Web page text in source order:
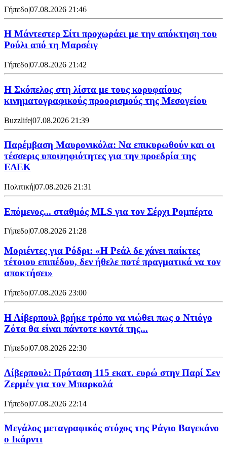
Γήπεδο|07.08.2026 21:46
Η Μάντεστερ Σίτι προχωράει με την απόκτηση του
Ρούλι από τη Μαρσέιγ
Γήπεδο|07.08.2026 21:42
Η Σκόπελος στη λίστα με τους κορυφαίους
κινηματογραφικούς προορισμούς της Μεσογείου
Buzzlife|07.08.2026 21:39
Παρέμβαση Μαυρονικόλα: Να επικυρωθούν και οι
τέσσερις υποψηφιότητες για την προεδρία της
ΕΔΕΚ
Πολιτική|07.08.2026 21:31
Επόμενος... σταθμός MLS για τον Σέρχι Ρομπέρτο
Γήπεδο|07.08.2026 21:28
Μοριέντες για Ρόδρι: «Η Ρεάλ δε χάνει παίκτες
τέτοιου επιπέδου, δεν ήθελε ποτέ πραγματικά να τον
αποκτήσει»
Γήπεδο|07.08.2026 23:00
Η Λίβερπουλ βρήκε τρόπο να νιώθει πως ο Ντιόγο
Ζότα θα είναι πάντοτε κοντά της...
Γήπεδο|07.08.2026 22:30
Λίβερπουλ: Πρόταση 115 εκατ. ευρώ στην Παρί Σεν
Ζερμέν για τον Μπαρκολά
Γήπεδο|07.08.2026 22:14
Μεγάλος μεταγραφικός στόχος της Ράγιο Βαγεκάνο
ο Ικάρντι